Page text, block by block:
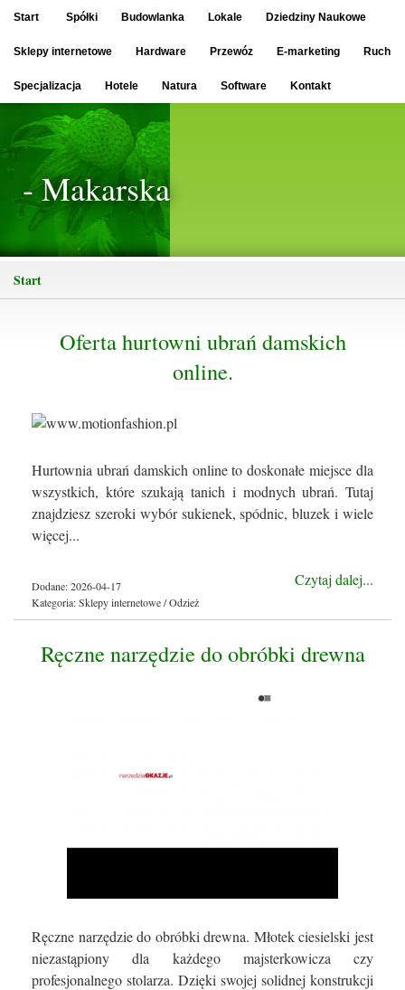
Start Spółki Budowlanka Lokale Dziedziny Naukowe
Sklepy internetowe Hardware Przewóz E-marketing Ruch
Specjalizacja Hotele Natura Software Kontakt
- Makarska
Start
Oferta hurtowni ubrań damskich
online.
Hurtownia ubrań damskich online to doskonałe miejsce dla
wszystkich, które szukają tanich i modnych ubrań. Tutaj
znajdziesz szeroki wybór sukienek, spódnic, bluzek i wiele
więcej...
Czytaj dalej...
Dodane: 2026-04-17
Kategoria: Sklepy internetowe / Odzież
Ręczne narzędzie do obróbki drewna
Ręczne narzędzie do obróbki drewna. Młotek ciesielski jest
niezastąpiony dla każdego majsterkowicza czy
profesjonalnego stolarza. Dzięki swojej solidnej konstrukcji